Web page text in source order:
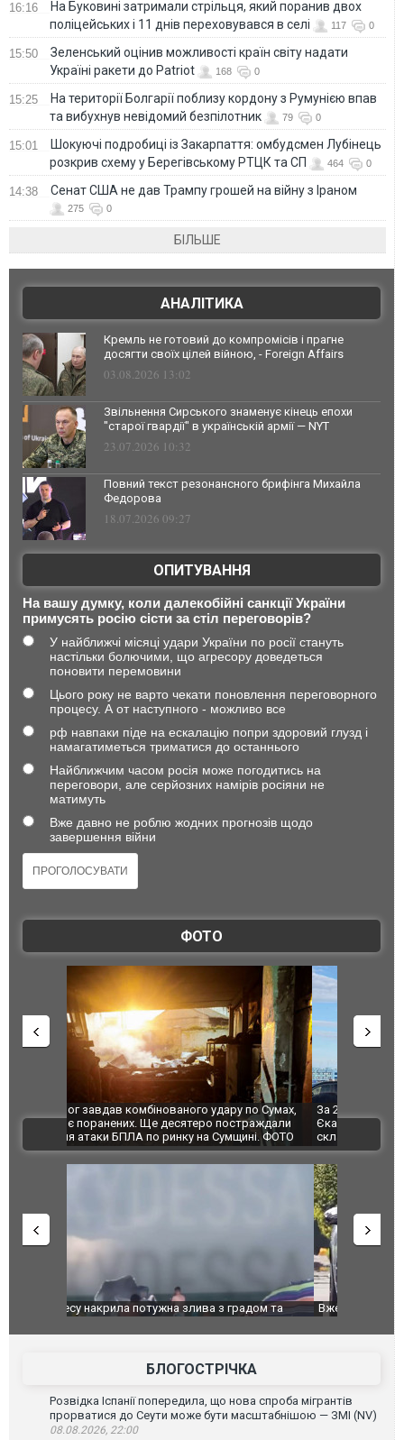
16:16
На Буковині затримали стрільця, який поранив двох
поліцейських і 11 днів переховувався в селі
117 0
15:50
Зеленський оцінив можливості країн світу надати
Україні ракети до Patriot
168 0
15:25
На території Болгарії поблизу кордону з Румунією впав
та вибухнув невідомий безпілотник
79 0
15:01
Шокуючі подробиці із Закарпаття: омбудсмен Лубінець
розкрив схему у Берегівському РТЦК та СП
464 0
14:38 Сенат США не дав Трампу грошей на війну з Іраном
275 0
БІЛЬШЕ
АНАЛІТИКА
Кремль не готовий до компромісів і прагне
досягти своїх цілей війною, - Foreign Affairs
03.08.2026 13:02
Звільнення Сирського знаменує кінець епохи
"старої гвардії" в українській армії — NYT
23.07.2026 10:32
Повний текст резонансного брифінга Михайла
Федорова
18.07.2026 09:27
ОПИТУВАННЯ
На вашу думку, коли далекобійні санкції України
примусять росію сісти за стіл переговорів?
У найближчі місяці удари України по росії стануть
настільки болючими, що агресору доведеться
поновити перемовини
Цього року не варто чекати поновлення переговорного
процесу. А от наступного - можливо все
рф навпаки піде на ескалацію попри здоровий глузд і
намагатиметься триматися до останнього
Найближчим часом росія може погодитись на
переговори, але серйозних намірів росіяни не
матимуть
Вже давно не роблю жодних прогнозів щодо
завершення війни
ФОТО
За 2000 кілометрів від кордону з Україною: в
Єкатеринбурзі після атаки дронів загорівся
склад Wildberries. ФОТО. ВІДЕО
"Мої
ВІДЕО
Вже вивели на тести: Ferrari готує оновлення
Вийшов
фільму
БЛОГОСТРІЧКА
Розвідка Іспанії попередила, що нова спроба мігрантів
прорватися до Сеути може бути масштабнішою — ЗМІ (NV)
08.08.2026, 22:00